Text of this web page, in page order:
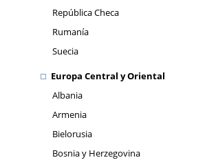
República Checa
Rumanía
Suecia
Europa Central y Oriental
Albania
Armenia
Bielorusia
Bosnia y Herzegovina